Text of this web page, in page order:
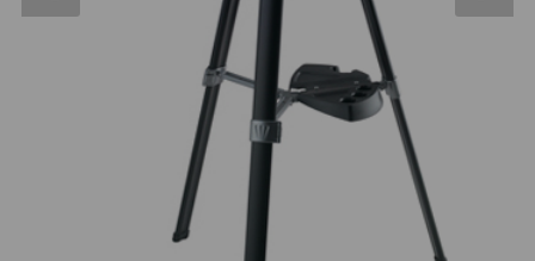
Stav
Plössl a Super Plössl